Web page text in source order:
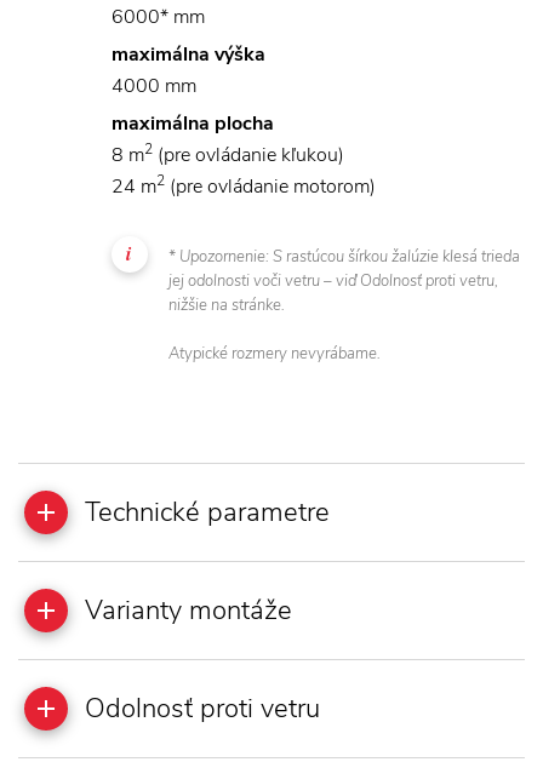
6000* mm
maximálna výška
4000 mm
maximálna plocha
8 m2 (pre ovládanie kľukou)
24 m2 (pre ovládanie motorom)
* Upozornenie: S rastúcou šírkou žalúzie klesá trieda
jej odolnosti voči vetru – viď Odolnosť proti vetru,
nižšie na stránke.
Atypické rozmery nevyrábame.
Technické parametre
Varianty montáže
Odolnosť proti vetru